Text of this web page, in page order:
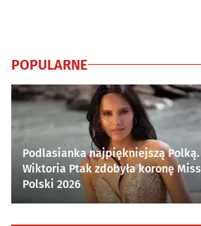
POPULARNE
Podlasianka najpiękniejszą Polką.
Wiktoria Ptak zdobyła koronę Miss
Polski 2026